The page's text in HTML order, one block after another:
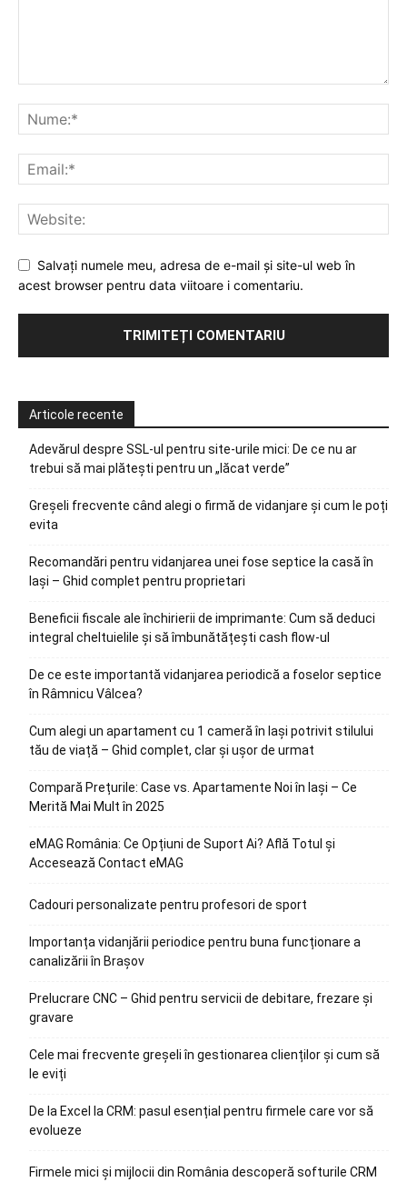
Salvați numele meu, adresa de e-mail și site-ul web în
acest browser pentru data viitoare i comentariu.
Articole recente
Adevărul despre SSL-ul pentru site-urile mici: De ce nu ar
trebui să mai plătești pentru un „lăcat verde”
Greșeli frecvente când alegi o firmă de vidanjare și cum le poți
evita
Recomandări pentru vidanjarea unei fose septice la casă în
Iași – Ghid complet pentru proprietari
Beneficii fiscale ale închirierii de imprimante: Cum să deduci
integral cheltuielile și să îmbunătățești cash flow-ul
De ce este importantă vidanjarea periodică a foselor septice
în Râmnicu Vâlcea?
Cum alegi un apartament cu 1 cameră în Iași potrivit stilului
tău de viață – Ghid complet, clar și ușor de urmat
Compară Prețurile: Case vs. Apartamente Noi în Iași – Ce
Merită Mai Mult în 2025
eMAG România: Ce Opțiuni de Suport Ai? Află Totul și
Accesează Contact eMAG
Cadouri personalizate pentru profesori de sport
Importanța vidanjării periodice pentru buna funcționare a
canalizării în Brașov
Prelucrare CNC – Ghid pentru servicii de debitare, frezare și
gravare
Cele mai frecvente greșeli în gestionarea clienților și cum să
le eviți
De la Excel la CRM: pasul esențial pentru firmele care vor să
evolueze
Firmele mici și mijlocii din România descoperă softurile CRM